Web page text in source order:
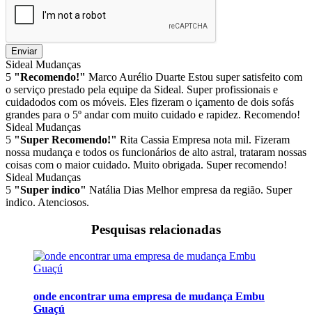
Enviar
Sideal Mudanças
5 "Recomendo!" Marco Aurélio Duarte Estou super satisfeito com
o serviço prestado pela equipe da Sideal. Super profissionais e
cuidadodos com os móveis. Eles fizeram o içamento de dois sofás
grandes para o 5º andar com muito cuidado e rapidez. Recomendo!
Sideal Mudanças
5 "Super Recomendo!" Rita Cassia Empresa nota mil. Fizeram
nossa mudança e todos os funcionários de alto astral, trataram nossas
coisas com o maior cuidado. Muito obrigada. Super recomendo!
Sideal Mudanças
5 "Super indico" Natália Dias Melhor empresa da região. Super
indico. Atenciosos.
Pesquisas relacionadas
onde encontrar uma empresa de mudança Embu
Guaçú